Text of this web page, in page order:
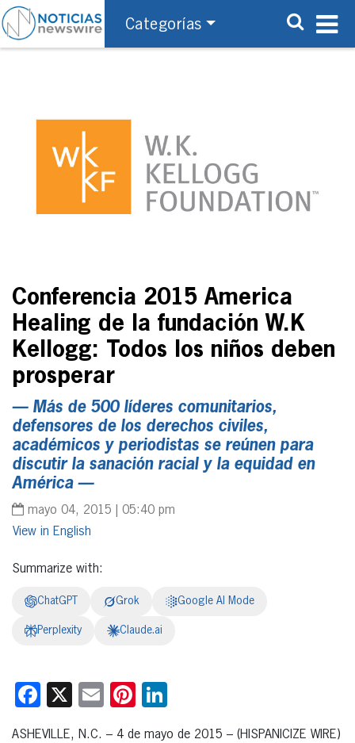
Categorías
Conferencia 2015 America
Healing de la fundación W.K
Kellogg: Todos los niños deben
prosperar
— Más de 500 líderes comunitarios,
defensores de los derechos civiles,
académicos y periodistas se reúnen para
discutir la sanación racial y la equidad en
América —
mayo 04, 2015 | 05:40 pm
English
Summarize with:
ChatGPT Grok Google AI Mode
Perplexity Claude.ai
Facebook
X EmailPinterest
ASHEVILLE, N.C. – 4 de mayo de 2015 – (HISPANICIZE WIRE)